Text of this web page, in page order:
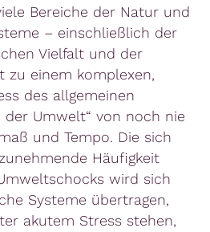
Bereiche der Natur und
– einschließlich der
Vielfalt und der
zu einem komplexen,
des allgemeinen
der Umwelt“ von noch nie
und Tempo. Die sich
Häufigkeit
wird sich
Systeme übertragen,
akutem Stress stehen,